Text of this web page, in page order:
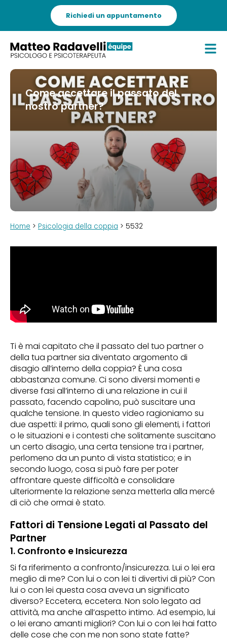
Richiedi un appuntamento
Come accettare il passato del
nostro partner?
Home > Psicologia della coppia > 5532
Ti è mai capitato che il passato del tuo partner o
della tua partner sia diventato argomento di
disagio all’interno della coppia? È una cosa
abbastanza comune. Ci sono diversi momenti e
diverse fasi all’interno di una relazione in cui il
passato, facendo capolino, può suscitare una
qualche tensione. In questo video ragioniamo su
due aspetti: il primo, quali sono gli elementi, i fattori
o le situazioni e i contesti che solitamente suscitano
un certo disagio, una certa tensione tra i partner,
perlomeno da un punto di vista statistico; e in
secondo luogo, cosa si può fare per poter
affrontare queste difficoltà e consolidare
ulteriormente la relazione senza metterla alla mercé
di ciò che ormai è stato.
Fattori di Tensione Legati al Passato del
Partner
1. Confronto e Insicurezza
Si fa riferimento a confronto/insicurezza. Lui o lei era
meglio di me? Con lui o con lei ti divertivi di più? Con
lui o con lei questa cosa aveva un significato
diverso? Eccetera, eccetera. Non solo legato ad
attività, ma anche all’aspetto intimo. Ad esempio, lui
o lei erano amanti migliori? Con lui o con lei hai fatto
delle cose che con me non sono state fatte?